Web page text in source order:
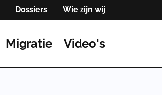
Dossiers Wie zijn wij
Migratie Video's